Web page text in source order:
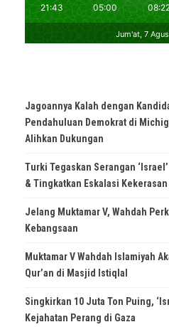
Jagoannya Kalah dengan
Pendahuluan Demokrat di
Alihkan Dukungan
Turki Tegaskan Serangan
& Tingkatkan Eskalasi Kekerasan
Jelang Muktamar V, Wahdah
Kebangsaan
Muktamar V Wahdah Islamiyah
Qur’an di Masjid Istiqlal
Singkirkan 10 Juta Ton Puing,
Kejahatan Perang di Gaza